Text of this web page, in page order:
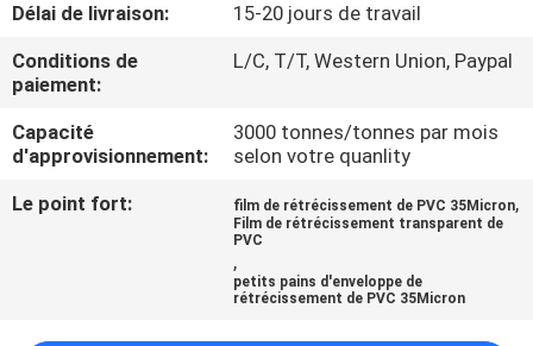
CONTRÔLE
DE
QUALITÉ
CONTACTEZ-
Délai de livraison:
15-20 jours de travail
Conditions de
paiement:
L/C, T/T, Western Union, Paypal
Capacité
d'approvisionnement:
3000 tonnes/tonnes par mois
selon votre quanlity
Le point fort:
film de rétrécissement de PVC 35Micron,
Film de rétrécissement transparent de
PVC
,
petits pains d'enveloppe de
rétrécissement de PVC 35Micron